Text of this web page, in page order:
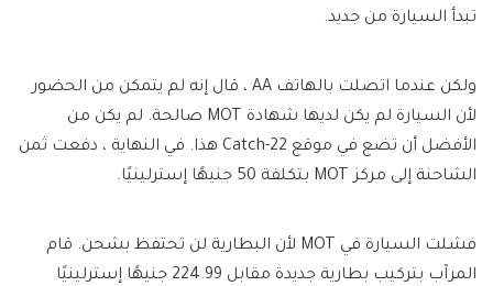
تبدأ السيارة من جديد.
ولكن عندما اتصلت بالهاتف AA ، قال إنه لم يتمكن من الحضور
لأن السيارة لم يكن لديها شهادة MOT صالحة. لم يكن من
الأفضل أن تضع في موقع Catch-22 هذا. في النهاية ، دفعت ثمن
الشاحنة إلى مركز MOT بتكلفة 50 جنيهًا إسترلينيًا.
فشلت السيارة في MOT لأن البطارية لن تحتفظ بشحن. قام
المرآب بتركيب بطارية جديدة مقابل 224.99 جنيهًا إسترلينيًا